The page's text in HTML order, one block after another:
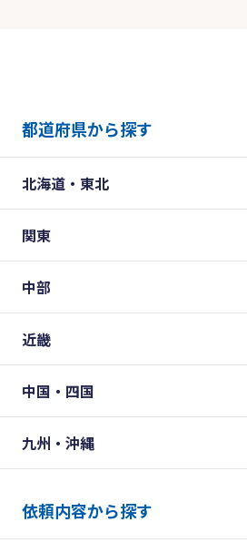
都道府県から探す
北海道・東北
関東
中部
近畿
中国・四国
九州・沖縄
依頼内容から探す